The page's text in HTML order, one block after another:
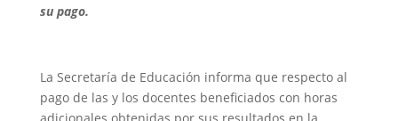
su pago.
La Secretaría de Educación informa que respecto al
pago de las y los docentes beneficiados con horas